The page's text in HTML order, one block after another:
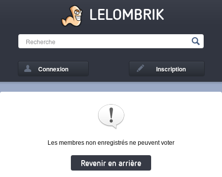
LELOMBRIK
Connexion Inscription
Les membres non enregistrés ne peuvent voter
Revenir en arrière